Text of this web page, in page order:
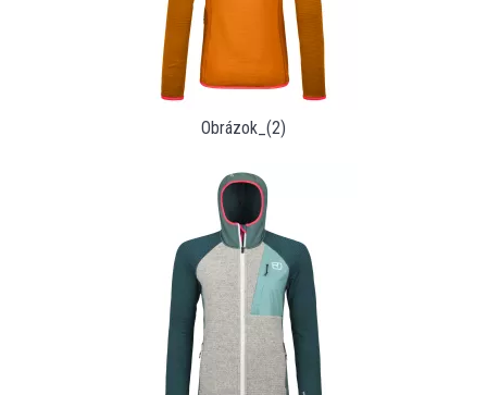
Obrázok_(2)